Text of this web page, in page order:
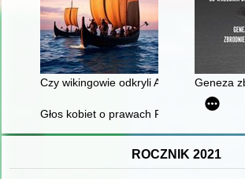
Czy wikingowie odkryli Amerykę?Geneza
Głos kobiet o prawach Polek w świetle
ROCZNIK 2021